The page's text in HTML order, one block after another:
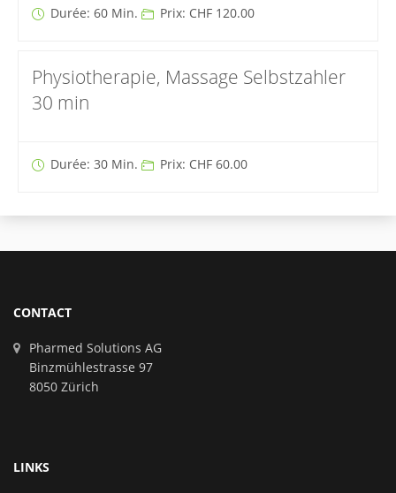
Durée: 60 Min. Prix: CHF 120.00
Physiotherapie, Massage Selbstzahler
30 min
Durée: 30 Min. Prix: CHF 60.00
CONTACT
Pharmed Solutions AG
Binzmühlestrasse 97
8050 Zürich
LINKS